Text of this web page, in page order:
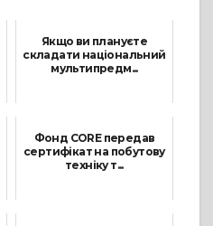
Якщо ви плануєте
складати національний
мультипредм...
Фонд CORE передав
сертифікат на побутову
техніку т...